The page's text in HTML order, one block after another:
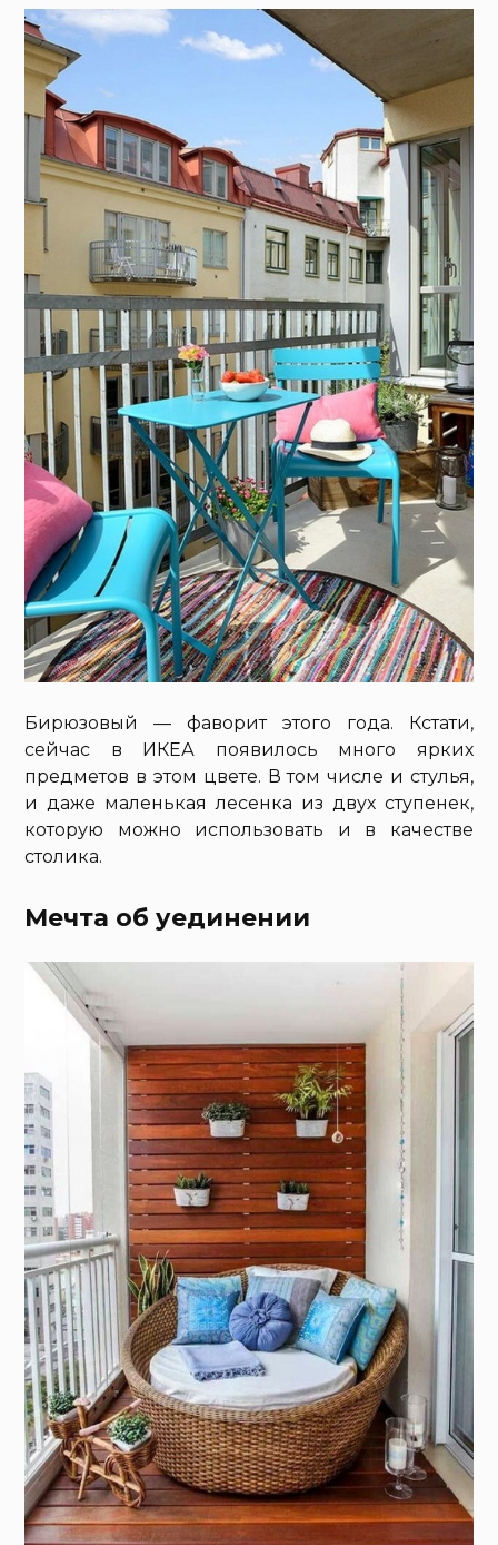
Бирюзовый — фаворит этого года. Кстати,
сейчас в ИКЕА появилось много ярких
предметов в этом цвете. В том числе и стулья,
и даже маленькая лесенка из двух ступенек,
которую можно использовать и в качестве
столика.
Мечта об уединении